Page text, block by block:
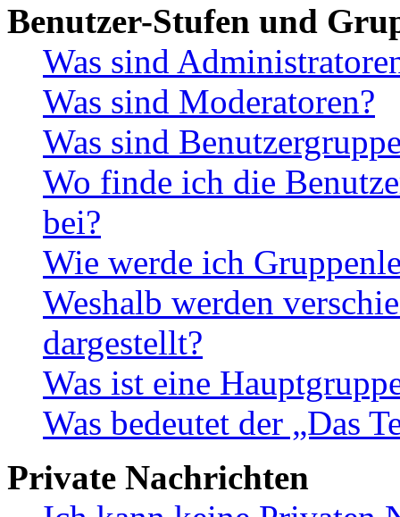
Benutzer-Stufen und
Was sind
Was sind Moderatoren?
Was sind
Wo finde ich die
bei?
Wie werde ich
Weshalb werden
dargestellt?
Was ist eine
Was bedeutet der „Das
Private Nachrichten